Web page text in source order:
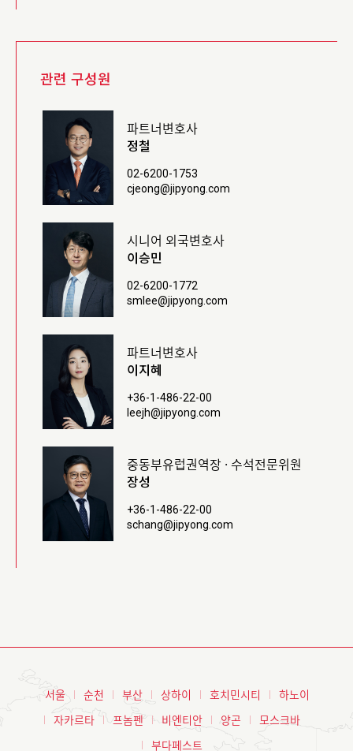
관련 구성원
파트너변호사
정철
02-6200-1753
cjeong@jipyong.com
시니어 외국변호사
이승민
02-6200-1772
smlee@jipyong.com
파트너변호사
이지혜
+36-1-486-22-00
leejh@jipyong.com
중동부유럽권역장 · 수석전문위원
장성
+36-1-486-22-00
schang@jipyong.com
서울 순천 부산 상하이 호치민시티
하노이
자카르타
프놈펜 비엔티안 양곤
모스크바
부다페스트